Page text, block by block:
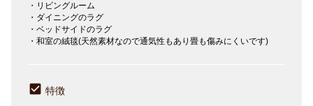
・リビングルーム
・ダイニングのラグ
・ベッドサイドのラグ
・和室の絨毯(天然素材なので通気性もあり畳も傷みにくいです)
特徴